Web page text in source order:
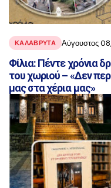
ΚΑΛΑΒΡΥΤΑ Αύγουστος
Φίλια: Πέντε χρόνια
του χωριού – «Δεν
μας στα χέρια μας»